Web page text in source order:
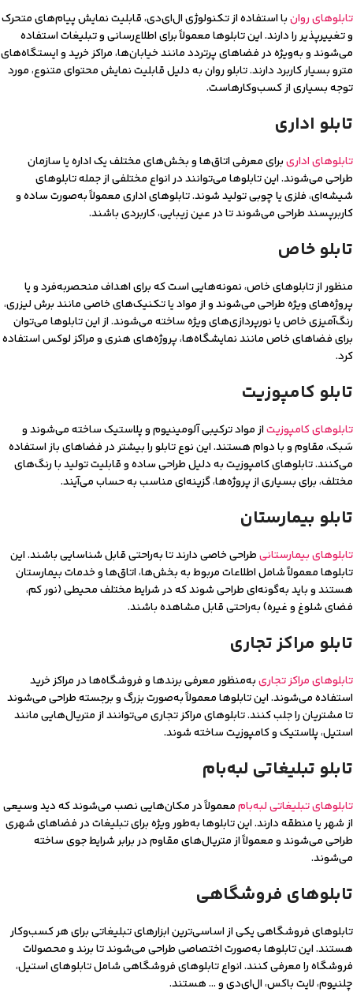
تابلوهای روانبا استفاده از تکنولوژی ال‌ای‌دی، قابلیت نمایش پیام‌های متحرک
و تغییرپذیر را دارند. این تابلوها معمولاً برای اطلاع‌رسانی و تبلیغات استفاده
می‌شوند و به‌ویژه در فضاهای پرتردد مانند خیابان‌ها، مراکز خرید و ایستگاه‌های
مترو بسیار کاربرد دارند. تابلو روان به دلیل قابلیت نمایش محتوای متنوع، مورد
توجه بسیاری از کسب‌وکارهاست.
تابلو اداری
تابلوهای اداریبرای معرفی اتاق‌ها و بخش‌های مختلف یک اداره یا سازمان
طراحی می‌شوند. این تابلوها می‌توانند در انواع مختلفی از جمله تابلوهای
شیشه‌ای، فلزی یا چوبی تولید شوند. تابلوهای اداری معمولاً به‌صورت ساده و
کاربرپسند طراحی می‌شوند تا در عین زیبایی، کاربردی باشند.
تابلو خاص
منظور از تابلوهای خاص، نمونه‌هایی است که برای اهداف منحصربه‌فرد و یا
پروژه‌های ویژه طراحی می‌شوند و از مواد یا تکنیک‌های خاصی مانند برش لیزری،
رنگ‌آمیزی خاص یا نورپردازی‌های ویژه ساخته می‌شوند. از این تابلوها می‌توان
برای فضاهای خاص مانند نمایشگاه‌ها، پروژه‌های هنری و مراکز لوکس استفاده
کرد.
تابلو کامپوزیت
تابلوهای کامپوزیتاز مواد ترکیبی آلومینیوم و پلاستیک ساخته می‌شوند و
سَبک، مقاوم و با دوام هستند. این نوع تابلو را بیشتر در فضاهای باز استفاده
می‌کنند. تابلوهای کامپوزیت به دلیل طراحی ساده و قابلیت تولید با رنگ‌های
مختلف، برای بسیاری از پروژه‌ها، گزینه‌ای مناسب به حساب می‌آیند.
تابلو بیمارستان
تابلوهای بیمارستانیطراحی خاصی دارند تا به‌راحتی قابل شناسایی باشند. این
تابلوها معمولاً شامل اطلاعات مربوط به بخش‌ها، اتاق‌ها و خدمات بیمارستان
هستند و باید به‌گونه‌ای طراحی شوند که در شرایط مختلف محیطی (نور کم،
فضای شلوغ و غیره) به‌راحتی قابل مشاهده باشند.
تابلو مراکز تجاری
تابلوهای مراکز تجاریبه‌منظور معرفی برندها و فروشگاه‌ها در مراکز خرید
استفاده می‌شوند. این تابلوها معمولاً به‌صورت بزرگ و برجسته طراحی می‌شوند
تا مشتریان را جلب کنند. تابلوهای مراکز تجاری می‌توانند از متریال‌هایی مانند
استیل، پلاستیک و کامپوزیت ساخته شوند.
تابلو تبلیغاتی لبه‌بام
تابلوهای تبلیغاتی لبه‌باممعمولاً در مکان‌هایی نصب می‌شوند که دید وسیعی
از شهر یا منطقه دارند. این تابلوها به‌طور ویژه برای تبلیغات در فضاهای شهری
طراحی می‌شوند و معمولاً از متریال‌های مقاوم در برابر شرایط جوی ساخته
می‌شوند.
تابلوهای فروشگاهی
تابلوهای فروشگاهی یکی از اساسی‌ترین ابزارهای تبلیغاتی برای هر کسب‌وکار
هستند. این تابلوها به‌صورت اختصاصی طراحی می‌شوند تا برند و محصولات
فروشگاه را معرفی کنند. انواع تابلوهای فروشگاهی شامل تابلوهای استیل،
چلنیوم، لایت باکس، ال‌ای‌دی و … هستند.